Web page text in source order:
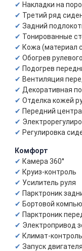
Накладки на
Третий ряд
Задний
Тонированные
Кожа (материал
Обогрев
Подогрев
Вентиляция
Декоративная
Отделка кожей
Передний
Регулировка
Комфорт
Камера 360°
Круиз-контроль
Усилитель руля
Парктроник
Бортовой
Парктроник
Электропривод
Климат-
Запуск